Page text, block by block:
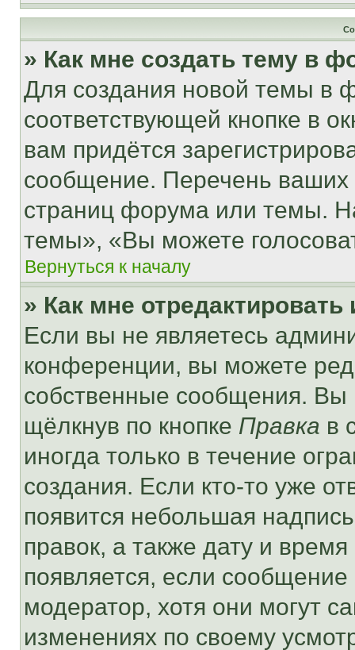
» Как мне создать тему в
Для создания новой темы в
соответствующей кнопке в
вам придётся
сообщение. Перечень ваших
страниц форума или темы.
темы», «Вы можете
Вернуться к началу
» Как мне
Если вы не являетесь
конференции, вы можете
собственные сообщения. Вы
щёлкнув по кнопке Правка в
иногда только в течение
создания. Если кто-то уже
появится небольшая
правок, а также дату и
появляется, если
модератор, хотя они могут
изменениях по своему